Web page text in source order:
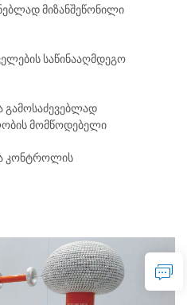
მიზანშეწონილი
საწინააღმდეგო
მომწოდებელი
კონტროლის